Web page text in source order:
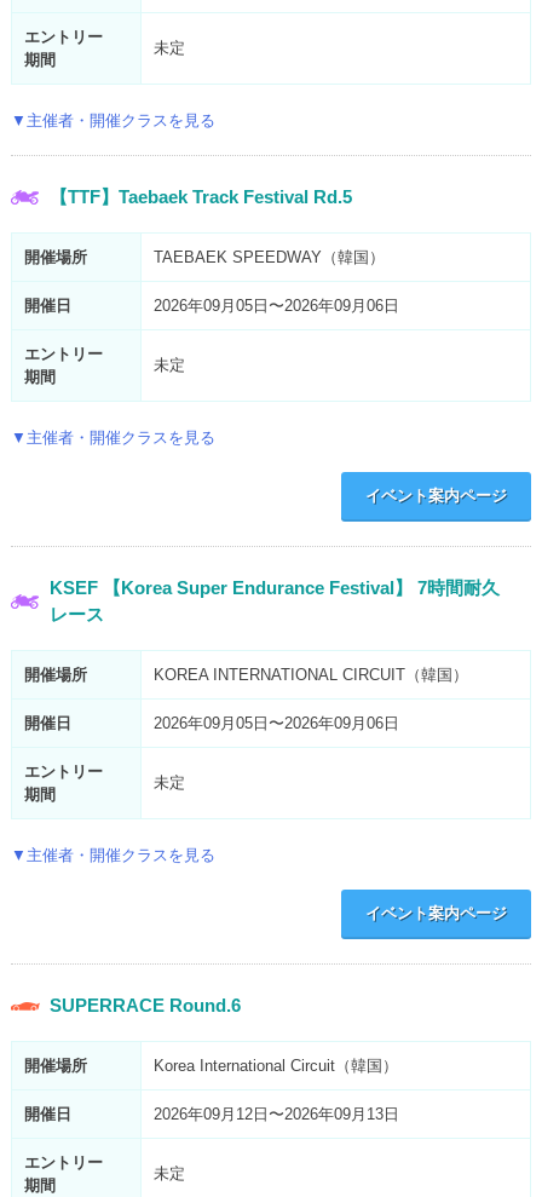
エントリー
期間
未定
▼主催者・開催クラスを見る
【TTF】Taebaek Track Festival Rd.5
開催場所 TAEBAEK SPEEDWAY（韓国）
開催日 2026年09月05日〜2026年09月06日
エントリー
期間
未定
▼主催者・開催クラスを見る
イベント案内ページ
KSEF 【Korea Super Endurance Festival】 7時間耐久
レース
開催場所 KOREA INTERNATIONAL CIRCUIT（韓国）
開催日 2026年09月05日〜2026年09月06日
エントリー
期間
未定
▼主催者・開催クラスを見る
イベント案内ページ
SUPERRACE Round.6
開催場所 Korea International Circuit（韓国）
開催日 2026年09月12日〜2026年09月13日
エントリー
期間
未定